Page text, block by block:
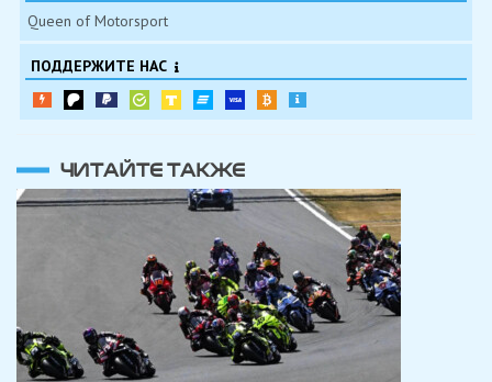
Queen of Motorsport
ПОДДЕРЖИТЕ НАС
ЧИТАЙТЕ ТАКЖЕ